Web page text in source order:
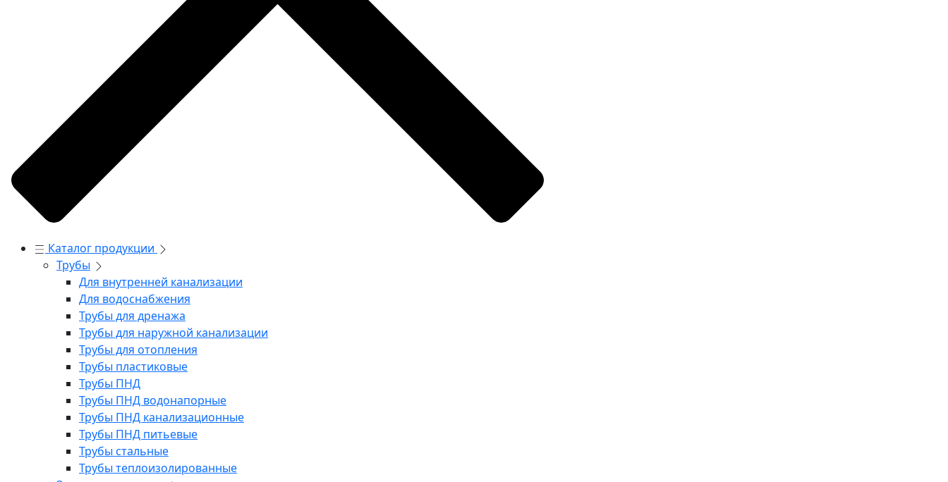
Каталог продукции
Трубы
Для внутренней канализации
Для водоснабжения
Трубы для дренажа
Трубы для наружной канализации
Трубы для отопления
Трубы пластиковые
Трубы ПНД
Трубы ПНД водонапорные
Трубы ПНД канализационные
Трубы ПНД питьевые
Трубы стальные
Трубы теплоизолированные